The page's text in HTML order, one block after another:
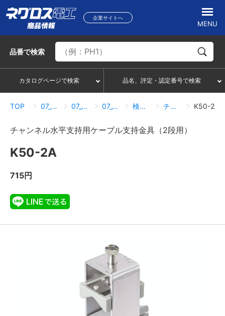
企業サイトへ
MENU
品番で検索
カタログページで検索 品名、評定・認定番号で検索
TOP 07_ハンガー・サポートシステム 07_05_ダクター配管配線部材 07_05_08_ケーブル支持（チャンネル用ケーブル支持金具） 検索結果一覧 チャンネル水平支持用ケーブル支持金具（2段用） K50-2A
チャンネル水平支持用ケーブル支持金具（2段用）
K50-2A
715円